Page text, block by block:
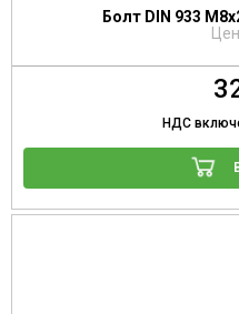
Болт DIN 933
НДС